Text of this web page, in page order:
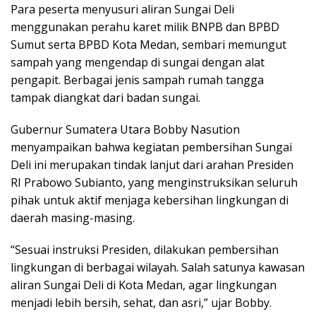
Para peserta menyusuri aliran Sungai Deli
menggunakan perahu karet milik BNPB dan BPBD
Sumut serta BPBD Kota Medan, sembari memungut
sampah yang mengendap di sungai dengan alat
pengapit. Berbagai jenis sampah rumah tangga
tampak diangkat dari badan sungai.
Gubernur Sumatera Utara Bobby Nasution
menyampaikan bahwa kegiatan pembersihan Sungai
Deli ini merupakan tindak lanjut dari arahan Presiden
RI Prabowo Subianto, yang menginstruksikan seluruh
pihak untuk aktif menjaga kebersihan lingkungan di
daerah masing-masing.
“Sesuai instruksi Presiden, dilakukan pembersihan
lingkungan di berbagai wilayah. Salah satunya kawasan
aliran Sungai Deli di Kota Medan, agar lingkungan
menjadi lebih bersih, sehat, dan asri,” ujar Bobby.